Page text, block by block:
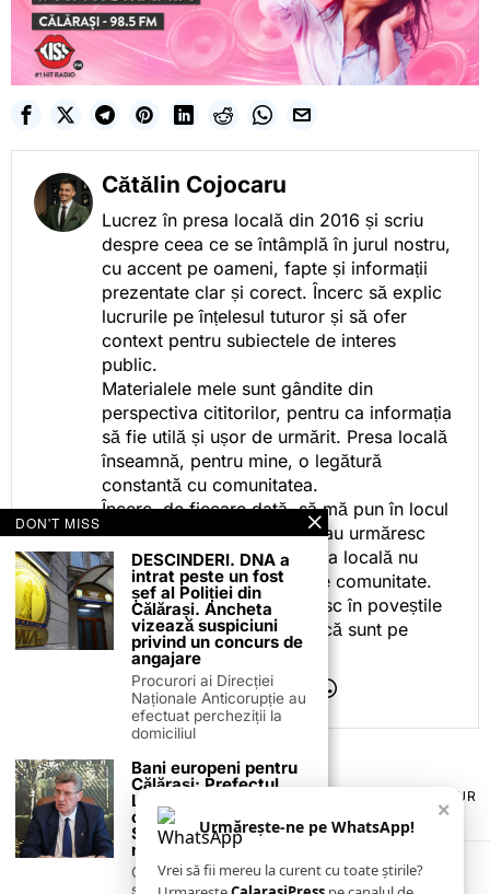
Cătălin Cojocaru
Lucrez în presa locală din 2016 și scriu
despre ceea ce se întâmplă în jurul nostru,
cu accent pe oameni, fapte și informații
prezentate clar și corect. Încerc să explic
lucrurile pe înțelesul tuturor și să ofer
context pentru subiectele de interes
public.
Materialele mele sunt gândite din
perspectiva cititorilor, pentru ca informația
să fie utilă și ușor de urmărit. Presa locală
înseamnă, pentru mine, o legătură
constantă cu comunitatea.
Încerc, de fiecare dată, să mă pun în locul
celor care citesc, privesc sau urmăresc
ceea ce fac. Pentru că presa locală nu
este despre mine, ci despre comunitate.
Iar dacă oamenii se regăsesc în poveștile
pe care le spun, înseamnă că sunt pe
drumul bun.
TERMENI ȘI CONDIȚII
POLITICA DE ANULARE & RETUR
PUBLICITATE ONLINE & TIPĂRITĂ
CONTACT
ZIARUL ANUNȚUL CĂLĂRĂȘEAN
×
Urmărește-ne pe WhatsApp!
Vrei să fii mereu la curent cu toate știrile?
DON'T MISS
DESCINDERI. DNA a
intrat peste un fost
șef al Poliției din
Călărași. Ancheta
vizează suspiciuni
privind un concurs de
angajare
Procurori ai Direcției
Naționale Anticorupție au
efectuat percheziții la
domiciliul
Bani europeni pentru
Călărași: Prefectul
Laurențiu State anunță
colaborarea cu ADR
Sud-Muntenia pentru
noi finanțări
Călărașul se pregătește
să intre pe harta